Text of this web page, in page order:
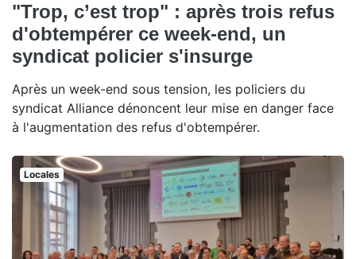
"Trop, c’est trop" : après trois refus
d'obtempérer ce week-end, un
syndicat policier s'insurge
Après un week-end sous tension, les policiers du
syndicat Alliance dénoncent leur mise en danger face
à l'augmentation des refus d'obtempérer.
Locales